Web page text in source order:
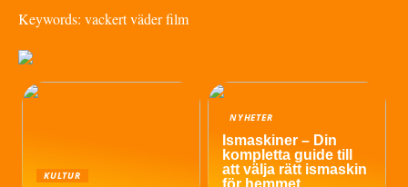
Keywords: vackert väder film
KULTUR
NYHETER
Ismaskiner – Din
kompletta guide till
att välja rätt ismaskin
för hemmet